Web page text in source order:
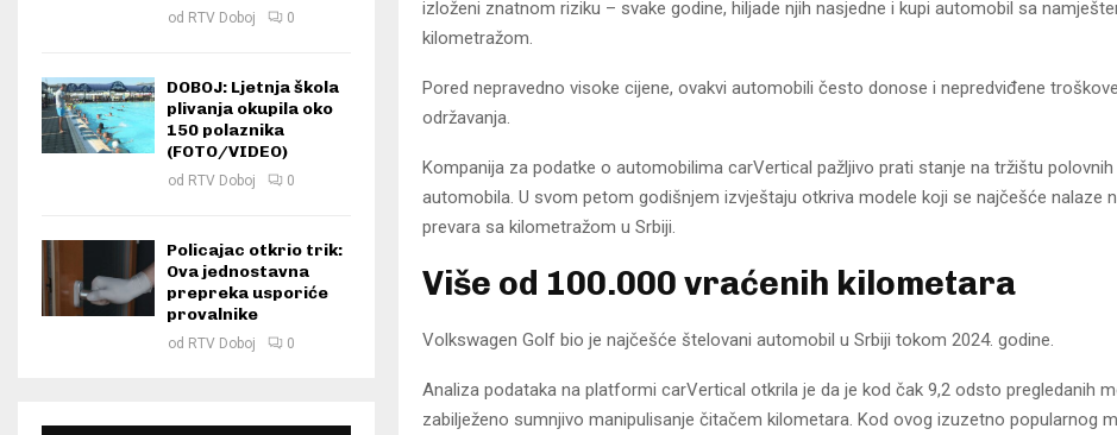
izloženi znatnom riziku – svake godine, hiljade njih nasjedne i kupi automobil sa
kilometražom.
Pored nepravedno visoke cijene, ovakvi automobili često donose i nepredviđene troškove
održavanja.
Kompanija za podatke o automobilima carVertical pažljivo prati stanje na tržištu polovnih
automobila. U svom petom godišnjem izvještaju otkriva modele koji se najčešće nalaze
prevara sa kilometražom u Srbiji.
Više od 100.000 vraćenih kilometara
Volkswagen Golf bio je najčešće štelovani automobil u Srbiji tokom 2024. godine.
Analiza podataka na platformi carVertical otkrila je da je kod čak 9,2 odsto pregledanih
zabilježeno sumnjivo manipulisanje čitačem kilometara. Kod ovog izuzetno popularnog
od RTV Doboj 0
DOBOJ: Ljetnja škola
plivanja okupila oko
150 polaznika
(FOTO/VIDEO)
od RTV Doboj 0
Policajac otkrio trik:
Ova jednostavna
prepreka usporiće
provalnike
od RTV Doboj 0